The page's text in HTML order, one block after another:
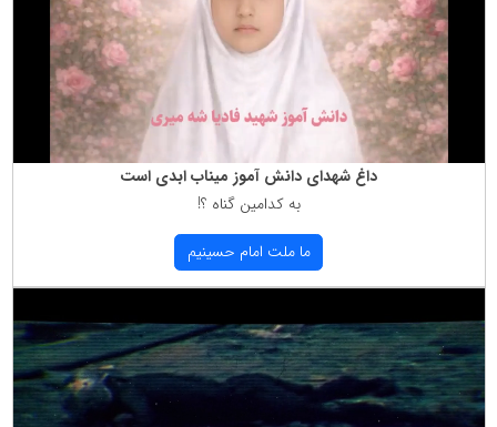
داغ شهدای دانش آموز میناب ابدی است
به كدامین گناه ؟!
ما ملت امام حسینیم